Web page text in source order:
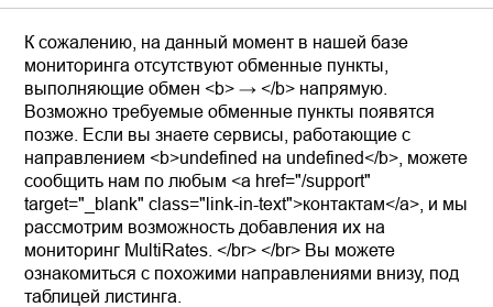
К сожалению, на данный момент в нашей базе
мониторинга отсутствуют обменные пункты,
выполняющие обмен <b> → </b> напрямую.
Возможно требуемые обменные пункты появятся
позже. Если вы знаете сервисы, работающие с
направлением <b>undefined на undefined</b>, можете
сообщить нам по любым <a href="/support"
target="_blank" class="link-in-text">контактам</a>, и мы
рассмотрим возможность добавления их на
мониторинг MultiRates. </br> </br> Вы можете
ознакомиться с похожими направлениями внизу, под
таблицей листинга.